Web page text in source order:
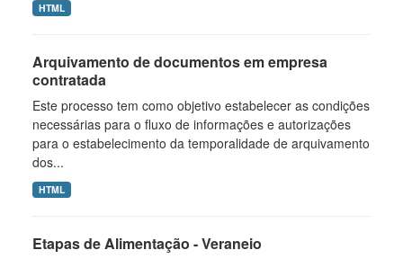
HTML
Arquivamento de documentos em empresa
contratada
Este processo tem como objetivo estabelecer as condições
necessárias para o fluxo de informações e autorizações
para o estabelecimento da temporalidade de arquivamento
dos...
HTML
Etapas de Alimentação - Veraneio